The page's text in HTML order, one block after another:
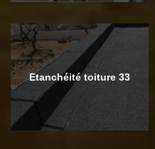
Etanchéité toiture 33